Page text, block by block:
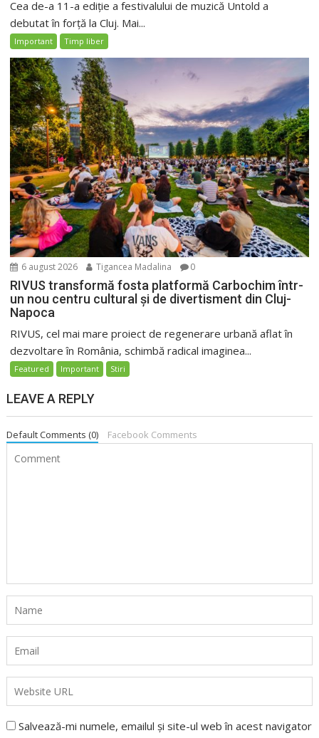
Cea de-a 11-a ediție a festivalului de muzică Untold a
debutat în forță la Cluj. Mai...
Important Timp liber
6 august 2026 Tigancea Madalina 0
RIVUS transformă fosta platformă Carbochim într-
un nou centru cultural și de divertisment din Cluj-
Napoca
RIVUS, cel mai mare proiect de regenerare urbană aflat în
dezvoltare în România, schimbă radical imaginea...
Featured Important Stiri
LEAVE A REPLY
Default Comments (0) Facebook Comments
Salvează-mi numele, emailul și site-ul web în acest navigator